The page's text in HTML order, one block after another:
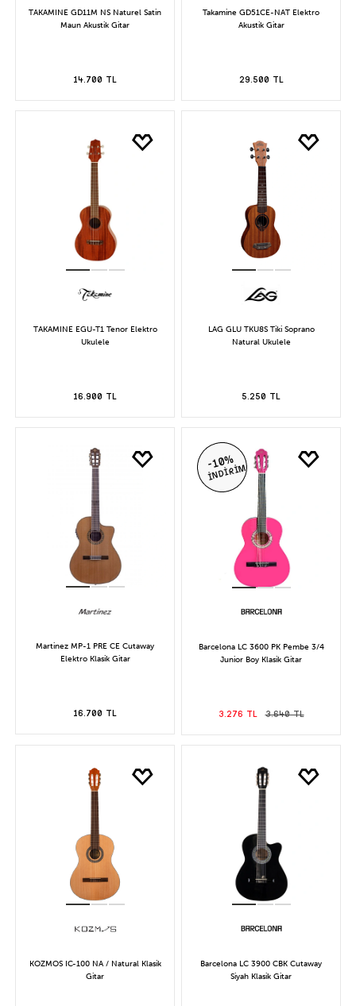
TAKAMINE GD11M NS Naturel Satin
Maun Akustik Gitar
14.700 TL
Takamine GD51CE-NAT Elektro
Akustik Gitar
29.500 TL
TAKAMINE EGU-T1 Tenor Elektro
Ukulele
16.900 TL
LAG GLU TKU8S Tiki Soprano
Natural Ukulele
5.250 TL
Martinez MP-1 PRE CE Cutaway
Elektro Klasik Gitar
16.700 TL
-10%
İNDİRİM
Barcelona LC 3600 PK Pembe 3/4
Junior Boy Klasik Gitar
3.276 TL 3.640 TL
KOZMOS IC-100 NA / Natural Klasik
Gitar
Barcelona LC 3900 CBK Cutaway
Siyah Klasik Gitar